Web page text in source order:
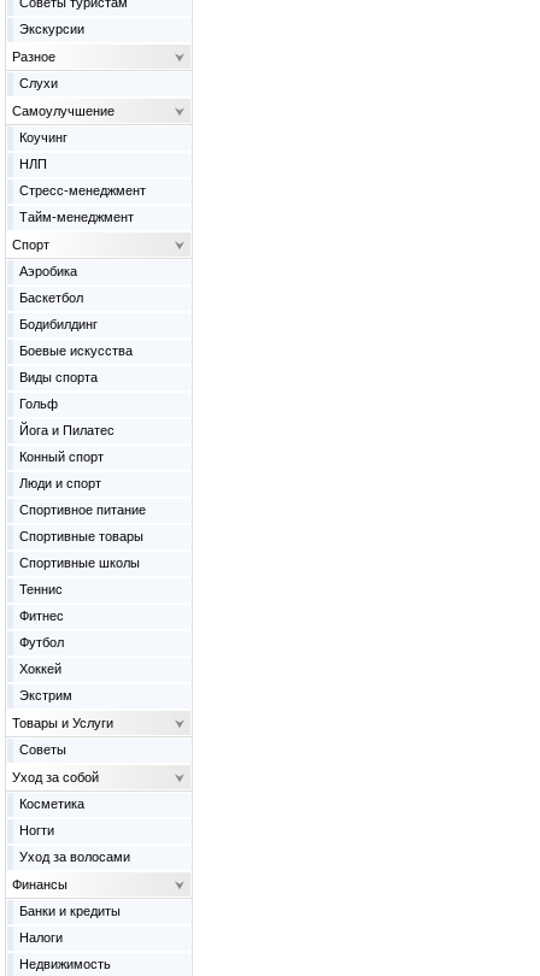
Экскурсии
Разное
Слухи
Самоулучшение
Коучинг
НЛП
Стресс-менеджмент
Тайм-менеджмент
Спорт
Аэробика
Баскетбол
Бодибилдинг
Боевые искусства
Виды спорта
Гольф
Йога и Пилатес
Конный спорт
Люди и спорт
Спортивное питание
Спортивные товары
Спортивные школы
Теннис
Фитнес
Футбол
Хоккей
Экстрим
Товары и Услуги
Советы
Уход за собой
Косметика
Ногти
Уход за волосами
Финансы
Банки и кредиты
Налоги
Недвижимость